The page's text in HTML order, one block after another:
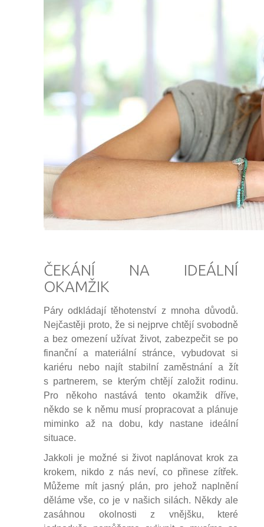
ČEKÁNÍ NA IDEÁLNÍ
OKAMŽIK
Páry odkládají těhotenství z mnoha důvodů.
Nejčastěji proto, že si nejprve chtějí svobodně
a bez omezení užívat život, zabezpečit se po
finanční a materiální stránce, vybudovat si
kariéru nebo najít stabilní zaměstnání a žít
s partnerem, se kterým chtějí založit rodinu.
Pro někoho nastává tento okamžik dříve,
někdo se k němu musí propracovat a plánuje
miminko až na dobu, kdy nastane ideální
situace.
Jakkoli je možné si život naplánovat krok za
krokem, nikdo z nás neví, co přinese zítřek.
Můžeme mít jasný plán, pro jehož naplnění
děláme vše, co je v našich silách. Někdy ale
zasáhnou okolnosti z vnějšku, které